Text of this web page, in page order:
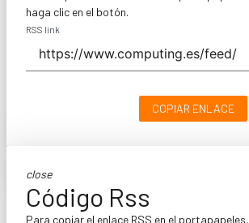
haga clic en el botón.
RSS link
COPIAR ENLACE
close
Código Rss
Para copiar el enlace RSS en el portapapeles,